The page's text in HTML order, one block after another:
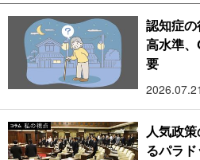
認知症
高水準
要
2026.07.21
人気政
るパラ